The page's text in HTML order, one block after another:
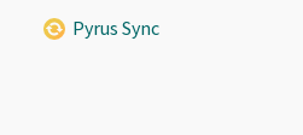
Pyrus Sync